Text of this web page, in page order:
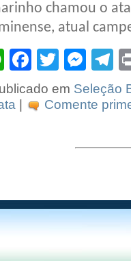
chamou o
atual
WhatsApp
Facebook
Twitter
em Seleção
Comente